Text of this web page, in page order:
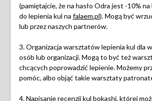
(pamiętajcie, że na hasło Odra jest -10%
do lepienia kul na falaem.pl). Mogą być
lub przez naszych partnerów.
3. Organizacja warsztatów lepienia kul dla
osób lub organizacji. Mogą to być też
chcących poprowadzić lepienie. Możemy
pomóc, albo objąć takie warsztaty
4. Napisanie recenzji kul bokashi, której